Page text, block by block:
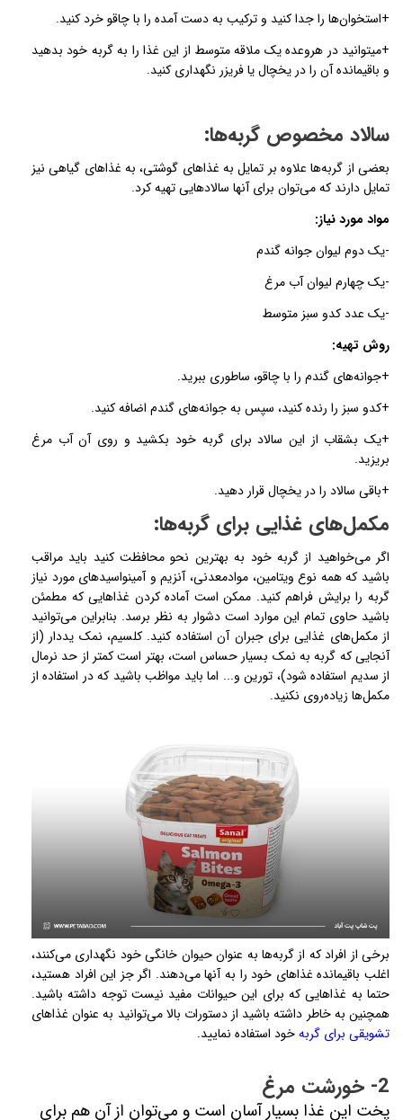
+استخوان­‌ها را جدا کنید و ترکیب به دست آمده را با چاقو خرد کنید.
+می­توانید در هروعده یک ملاقه متوسط از این غذا را به گربه خود بدهید
و باقی­مانده آن را در یخچال یا فریزر نگهداری کنید.
سالاد مخصوص گربه­‌ها:
بعضی از گربه­‌ها علاوه بر تمایل به غذاهای گوشتی، به غذاهای گیاهی نیز
تمایل دارند که می­‌توان برای آنها سالادهایی تهیه کرد.
مواد مورد نیاز:
-یک دوم لیوان جوانه گندم
-یک چهارم لیوان آب مرغ
-یک عدد کدو سبز متوسط
روش تهیه:
+جوانه­‌های گندم را با چاقو، ساطوری ببرید.
+کدو سبز را رنده کنید، سپس به جوانه­‌های گندم اضافه کنید.
+یک بشقاب از این سالاد برای گربه خود بکشید و روی آن آب مرغ
بریزید.
+باقی سالاد را در یخچال قرار دهید.
مکمل­‌های غذایی برای گربه‌­ها:
اگر می­‌خواهید از گربه خود به بهترین نحو محافظت کنید باید مراقب
باشید که همه نوع ویتامین، مواد­معدنی، آنزیم و آمینواسیدهای مورد نیاز
گربه را برایش فراهم کنید. ممکن است آماده کردن غذاهایی که مطمئن
باشید حاوی تمام این موارد است دشوار به نظر برسد. بنابراین می­‌توانید
از مکمل­‌های غذایی برای جبران آن استفاده کنید. کلسیم، نمک یددار (از
آنجایی­ که گربه به نمک بسیار حساس است، بهتر است کمتر از حد نرمال
از سدیم استفاده شود)، تورین و... اما باید مواظب باشید که در استفاده از
مکمل­‌ها زیاده‌روی نکنید.
برخی از افراد که از گربه‌ها به عنوان حیوان خانگی خود نگهداری می­‌کنند،
اغلب باقی­مانده غذاهای خود را به آنها می­‌دهند. اگر جز این افراد هستید،
حتما به غذاهایی که برای این حیوانات مفید نیست توجه داشته باشید.
همچنین به خاطر داشته باشید از دستورات بالا می­‌توانید به عنوان غذاهای
تشویقی برای گربهخود استفاده نمایید.
2- خورشت مرغ
پخت این غذا بسیار آسان است و می‌توان از آن هم برای